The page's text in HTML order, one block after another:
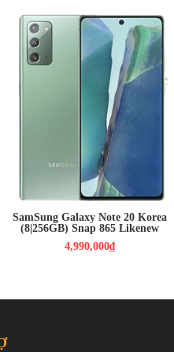
4,990,000₫
Màn hình: Dynamic AMOLED, 6.7",
FullHD+
RAM : 8GB / ROM : 256GB
CAMERA : Chính 12 MP & Phụ 64
SamSung Galaxy Note 20 Korea
(8|256GB) Snap 865 Likenew
4,990,000₫